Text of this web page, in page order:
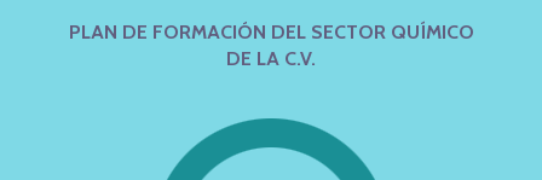
PLAN DE FORMACIÓN DEL SECTOR QUÍMICO
DE LA C.V.